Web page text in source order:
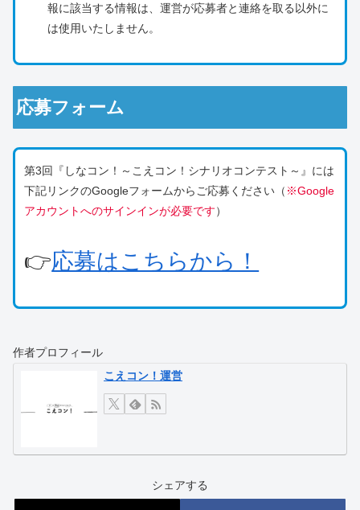
報に該当する情報は、運営が応募者と連絡を取る以外に
は使用いたしません。
応募フォーム
第3回『しなコン！～こえコン！シナリオコンテスト～』には
下記リンクのGoogleフォームからご応募ください（ ※Google
アカウントへのサインインが必要です）
👉応募はこちらから！
作者プロフィール
こえコン！運営
シェアする